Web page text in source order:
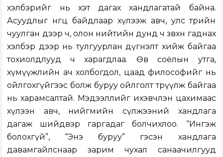
хэлбэрийг нь хэт дагах хандлагатай байна.
Асуудлыг өнгөц байдлаар хүлээж авч, улс төрийн
чуулган дээр ч, олон нийтийн дунд ч зөвхөн гаднах
хэлбэр дээр нь тулгуурлан дүгнэлт хийж байгаа
тохиолдлууд ч харагдлаа. Өв соёлын утга,
хүмүүжлийн ач холбогдол, цаад философийг нь
ойлгохгүйгээс болж буруу ойлголт төрүүлж байгаа
нь харамсалтай. Мэдээллийг ихэвчлэн цахимаас
хүлээн авч, нийгмийн сүлжээний хандлага
дагаж шийдвэр гаргадаг болчихлоо. “Ингэж
болохгүй”, “Энэ буруу” гэсэн хандлага
давамгайлснаар зарим чухал санаачилгууд